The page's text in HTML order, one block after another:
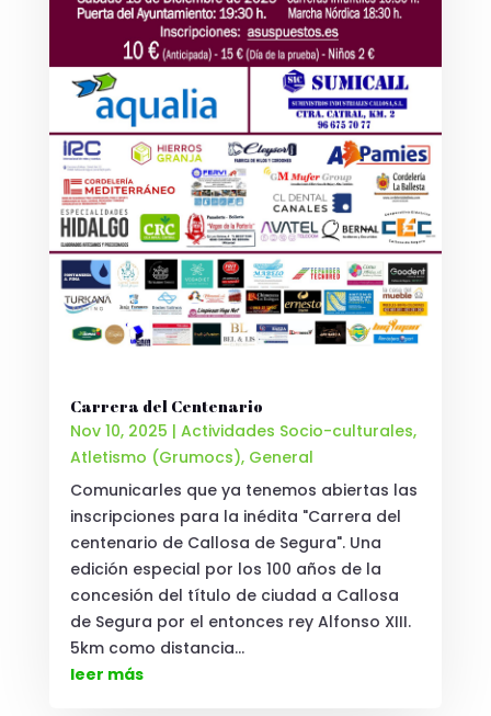
Carrera del Centenario
Nov 10, 2025 | Actividades Socio-culturales,
Atletismo (Grumocs), General
Comunicarles que ya tenemos abiertas las
inscripciones para la inédita "Carrera del
centenario de Callosa de Segura". Una
edición especial por los 100 años de la
concesión del título de ciudad a Callosa
de Segura por el entonces rey Alfonso XIII.
5km como distancia...
leer más